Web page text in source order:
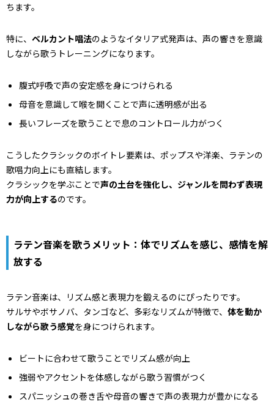
ちます。
特に、 ベルカント唱法のようなイタリア式発声は、声の響きを意識
しながら歌うトレーニングになります。
腹式呼吸で声の安定感を身につけられる
母音を意識して喉を開くことで声に透明感が出る
長いフレーズを歌うことで息のコントロール力がつく
こうしたクラシックのボイトレ要素は、ポップスや洋楽、ラテンの
歌唱力向上にも直結します。
クラシックを学ぶことで声の土台を強化し、ジャンルを問わず表現
力が向上するのです。
ラテン音楽を歌うメリット：体でリズムを感じ、感情を解
放する
ラテン音楽は、リズム感と表現力を鍛えるのにぴったりです。
サルサやボサノバ、タンゴなど、多彩なリズムが特徴で、 体を動か
しながら歌う感覚を身につけられます。
ビートに合わせて歌うことでリズム感が向上
強弱やアクセントを体感しながら歌う習慣がつく
スパニッシュの巻き舌や母音の響きで声の表現力が豊かになる